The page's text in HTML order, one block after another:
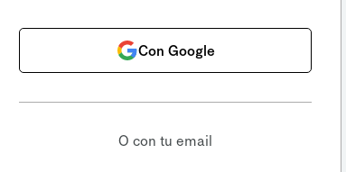
Con Google
O con tu email